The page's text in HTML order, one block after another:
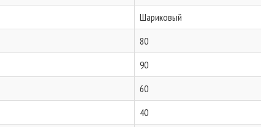
Шариковый
80
90
60
40